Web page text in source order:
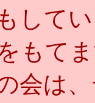
して
もて
会は